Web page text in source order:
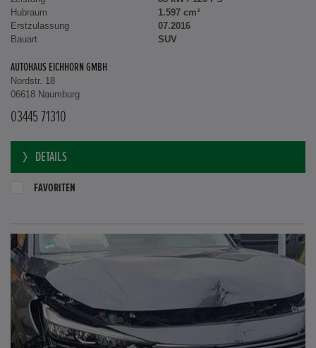
Hubraum
1.597 cm³
Erstzulassung
07.2016
Bauart
SUV
AUTOHAUS EICHHORN GMBH
Nordstr. 18
06618 Naumburg
03445 71310
DETAILS
FAVORITEN